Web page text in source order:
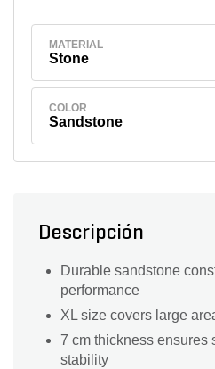
MATERIAL
Stone
COLOR
Sandstone
Descripción
Durable sandstone
performance
XL size covers large
7 cm thickness ensures
stability